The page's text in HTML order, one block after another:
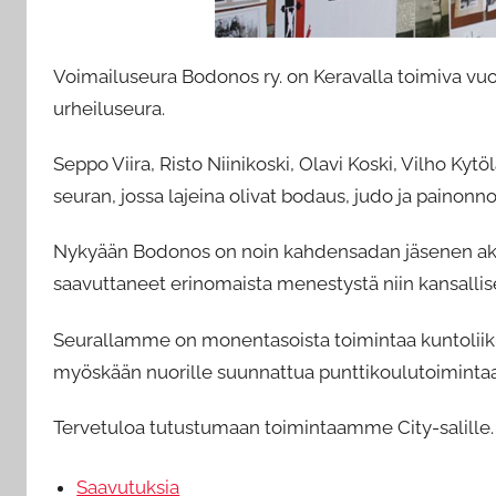
Voimailuseura Bodonos ry. on Keravalla toimiva
urheiluseura.
Seppo Viira, Risto Niinikoski, Olavi Koski, Vilho
seuran, jossa lajeina olivat bodaus, judo ja
Nykyään Bodonos on noin kahdensadan jäsenen
saavuttaneet erinomaista menestystä niin
Seurallamme on monentasoista toimintaa
myöskään nuorille suunnattua
Tervetuloa tutustumaan toimintaamme City-salille.
Saavutuksia